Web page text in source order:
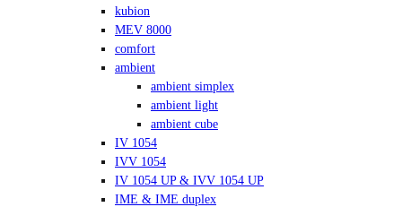
kubion
MEV 8000
comfort
ambient
ambient simplex
ambient light
ambient cube
IV 1054
IVV 1054
IV 1054 UP & IVV 1054 UP
IME & IME duplex